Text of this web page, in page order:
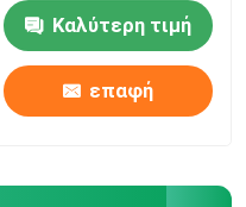
Καλύτερη τιμή
επαφή